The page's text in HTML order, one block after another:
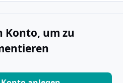
Konto, um zu